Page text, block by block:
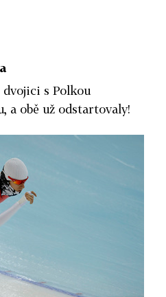
s Polkou
a obě už odstartovaly!